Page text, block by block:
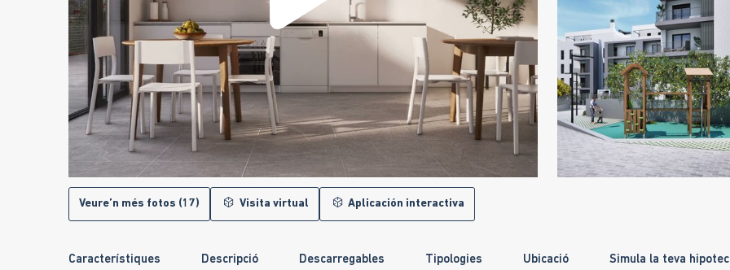
Veure’n més fotos (17) Visita virtual Aplicación interactiva
Característiques Descripció Descarregables Tipologies Ubicació Simula la teva